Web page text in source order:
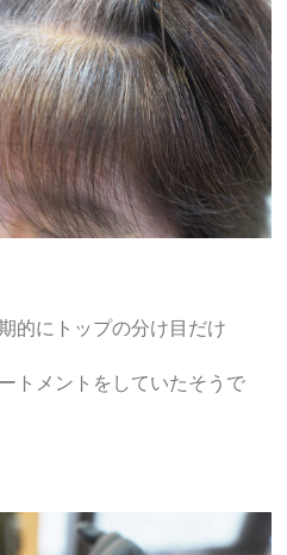
的にトップの分け目だけ
トメントをしていたそうで